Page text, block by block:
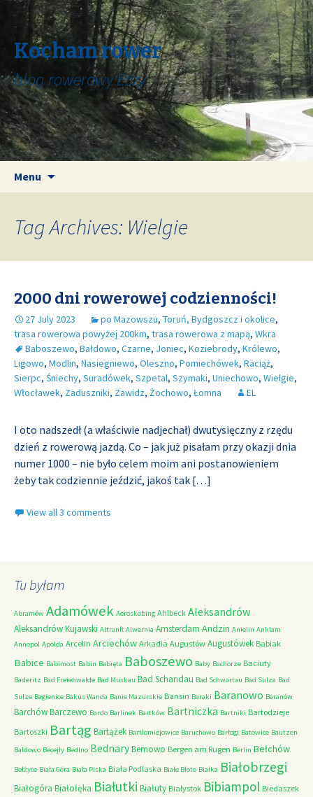
Kocham rower
blog rowerowy Elizy
Menu
Tag Archives: Wielgie
2000 dni rowerowej codzienności!
27 July 2023 po Mazowszu, Toruń, Bydgoszcz i okolice,
trasa rowerowa powyżej 200km, trasa rowerowa z mapą, Wkra
Baboszewo, Bałdowo, Czarne, Joniec, Koziebrody, Królewo,
Ligowo, Modlin, Nasiegniewo, Oleszno, Pomiechówek, Raciąż,
Sierpc, Śniechy, Suradówek, Szpetal, Szymaki, Uniechowo, Wielgie,
Włocławek, Zaduszniki, Zawidz, Żochowo, Łomna EL
I oto nadszedł (a właściwie nadjechał) dwutysięczny z rzędu
dzień z rowerową jazdą. Co – jak już pisałam przy okazji dnia
numer 1000 – nie było celem moim ani postanowieniem
żeby tak codziennie jeździć, jakoś tak […]
View all 3 comments
Tu byłam
Abramów Adamówek Aeroskobing Ahlbeck Aleksandrów
Aleksandrów Kujawski Altranft Alwernia Amsterdam Andzin Anielin Anklam
Annopol Apolda Arcelin Arciechów Arkadia Augustów Augustówek Babiak
Babice Babimost Babin Babięta Baboszewo Baby Bachorze Baciuty
Baderitz Bad Freienwalde Bad Muskau Bad Schandau Bad Schwartau Bad Sulza Bad
Sulze Bagienice Bakus Wanda Banie Mazurskie Bansin Baraki Baranowo Baranów
BarchówBarczewo Bardo Barlinek Bartków Bartniczka Bartniki Bartodzieje
Bartoszki Bartąg Bartążek Bartłomiejowice Baruchowo Barłogi Batowice Bautzen
Bałdowo Becejły Bedlno BednaryBemowo Bergen am Rugen Berlin Bełchów
Bełżyce Biała Góra Biała Piska Biała Podlaska Białe Błoto Białka Białobrzegi
Białogóra Białołęka Białutki Białuty Białystok Bibiampol Biedaszek